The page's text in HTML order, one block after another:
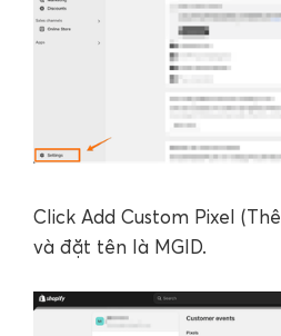
Click Add Custom Pixel
và đặt tên là MGID.